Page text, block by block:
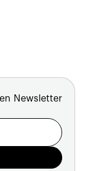
Newsletter